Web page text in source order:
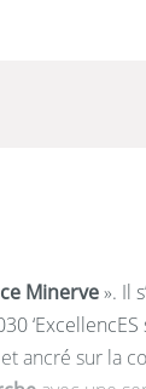
Minerve». Il
ancré sur la